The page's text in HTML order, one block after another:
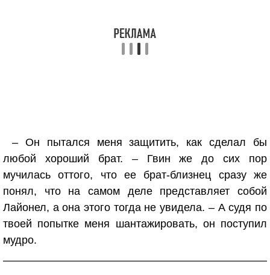
– Он пытался меня защитить, как сделал бы
любой хороший брат. – Гвин же до сих пор
мучилась оттого, что ее брат-близнец сразу же
понял, что на самом деле представляет собой
Лайонел, а она этого тогда не увидела. – А судя по
твоей попытке меня шантажировать, он поступил
мудро.